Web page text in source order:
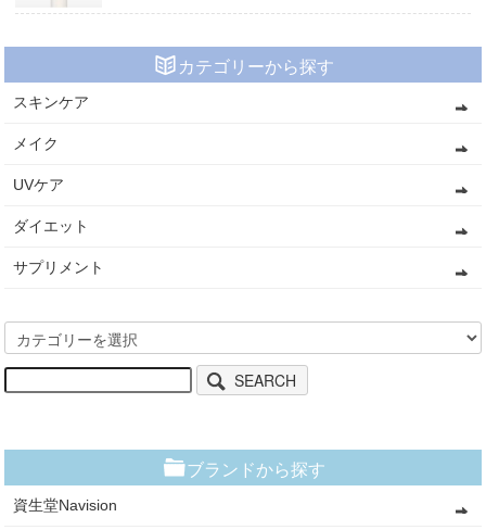
カテゴリーから探す
スキンケア
メイク
UVケア
ダイエット
サプリメント
SEARCH
ブランドから探す
資生堂Navision